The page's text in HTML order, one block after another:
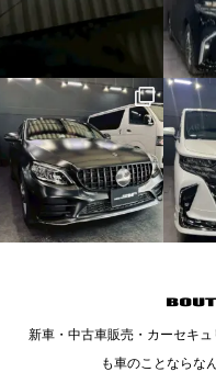
新車・中古車販売・カーセキ
も車のことならな